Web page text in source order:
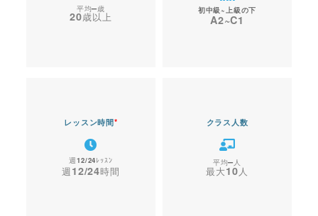
–
20 初中級~上級の下
A2~C1
レッスン時間*
12/24
12/24
クラス人数
–
10